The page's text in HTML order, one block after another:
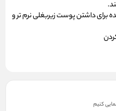
برای داشتن پوست زیربغلی نرم ‏تر و
کنیم